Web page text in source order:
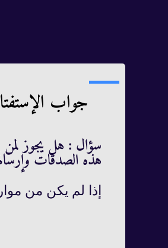
جواب
سؤال : هل يجوز لمن
هذه الصدقات
إذا لم يكن من